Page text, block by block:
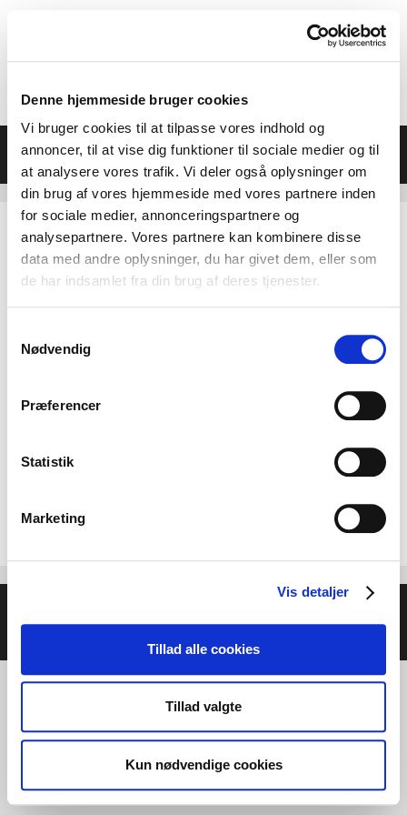
Denne hjemmeside bruger cookies
Vi bruger cookies til at tilpasse vores indhold og
annoncer, til at vise dig funktioner til sociale medier og til
at analysere vores trafik. Vi deler også oplysninger om
din brug af vores hjemmeside med vores partnere inden
for sociale medier, annonceringspartnere og
analysepartnere. Vores partnere kan kombinere disse
data med andre oplysninger, du har givet dem, eller som
de har indsamlet fra din brug af deres tjenester.
Nødvendig
Præferencer
Statistik
Marketing
Vis detaljer
Tillad alle cookies
Tillad valgte
Kun nødvendige cookies
indhold
Menu